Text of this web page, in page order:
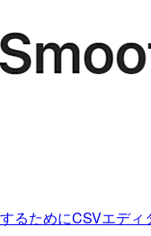
るためにCSVエデ